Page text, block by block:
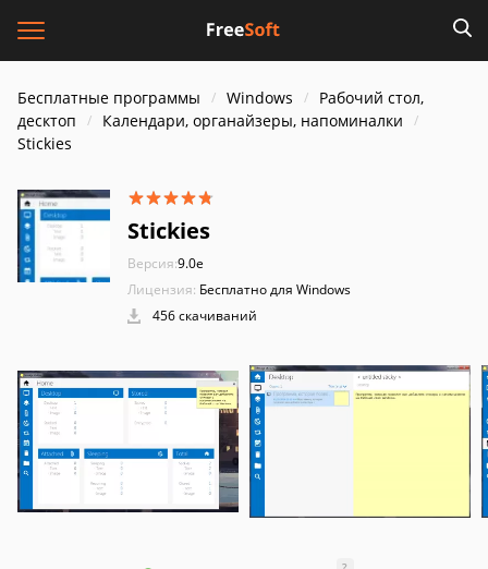
Бесплатные программы Windows
Рабочий стол,
десктоп
Календари, органайзеры, напоминалки
Stickies
Stickies
Версия:9.0e
Лицензия: Бесплатно для Windows
456 скачиваний